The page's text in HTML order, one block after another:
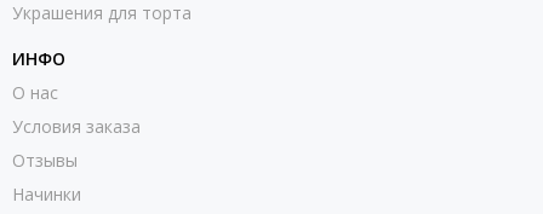
Украшения для торта
ИНФО
О нас
Условия заказа
Отзывы
Начинки